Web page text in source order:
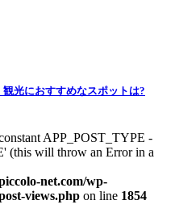
光におすすめなスポットは?
APP_POST_TYPE -
(this will throw an Error in a
net.com/wp-
views.php on line 1854